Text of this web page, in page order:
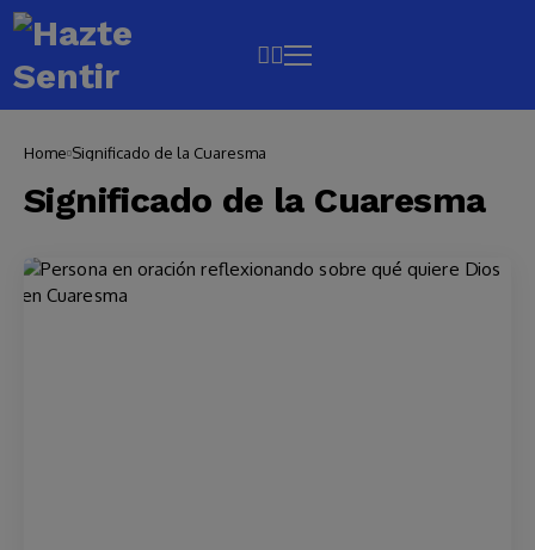
Home Significado de la Cuaresma
Significado de la Cuaresma